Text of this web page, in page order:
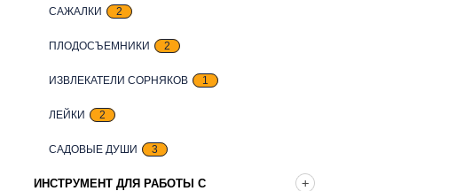
САЖАЛКИ 2
ПЛОДОСЪЕМНИКИ 2
ИЗВЛЕКАТЕЛИ СОРНЯКОВ 1
ЛЕЙКИ 2
САДОВЫЕ ДУШИ 3
ИНСТРУМЕНТ ДЛЯ РАБОТЫ С